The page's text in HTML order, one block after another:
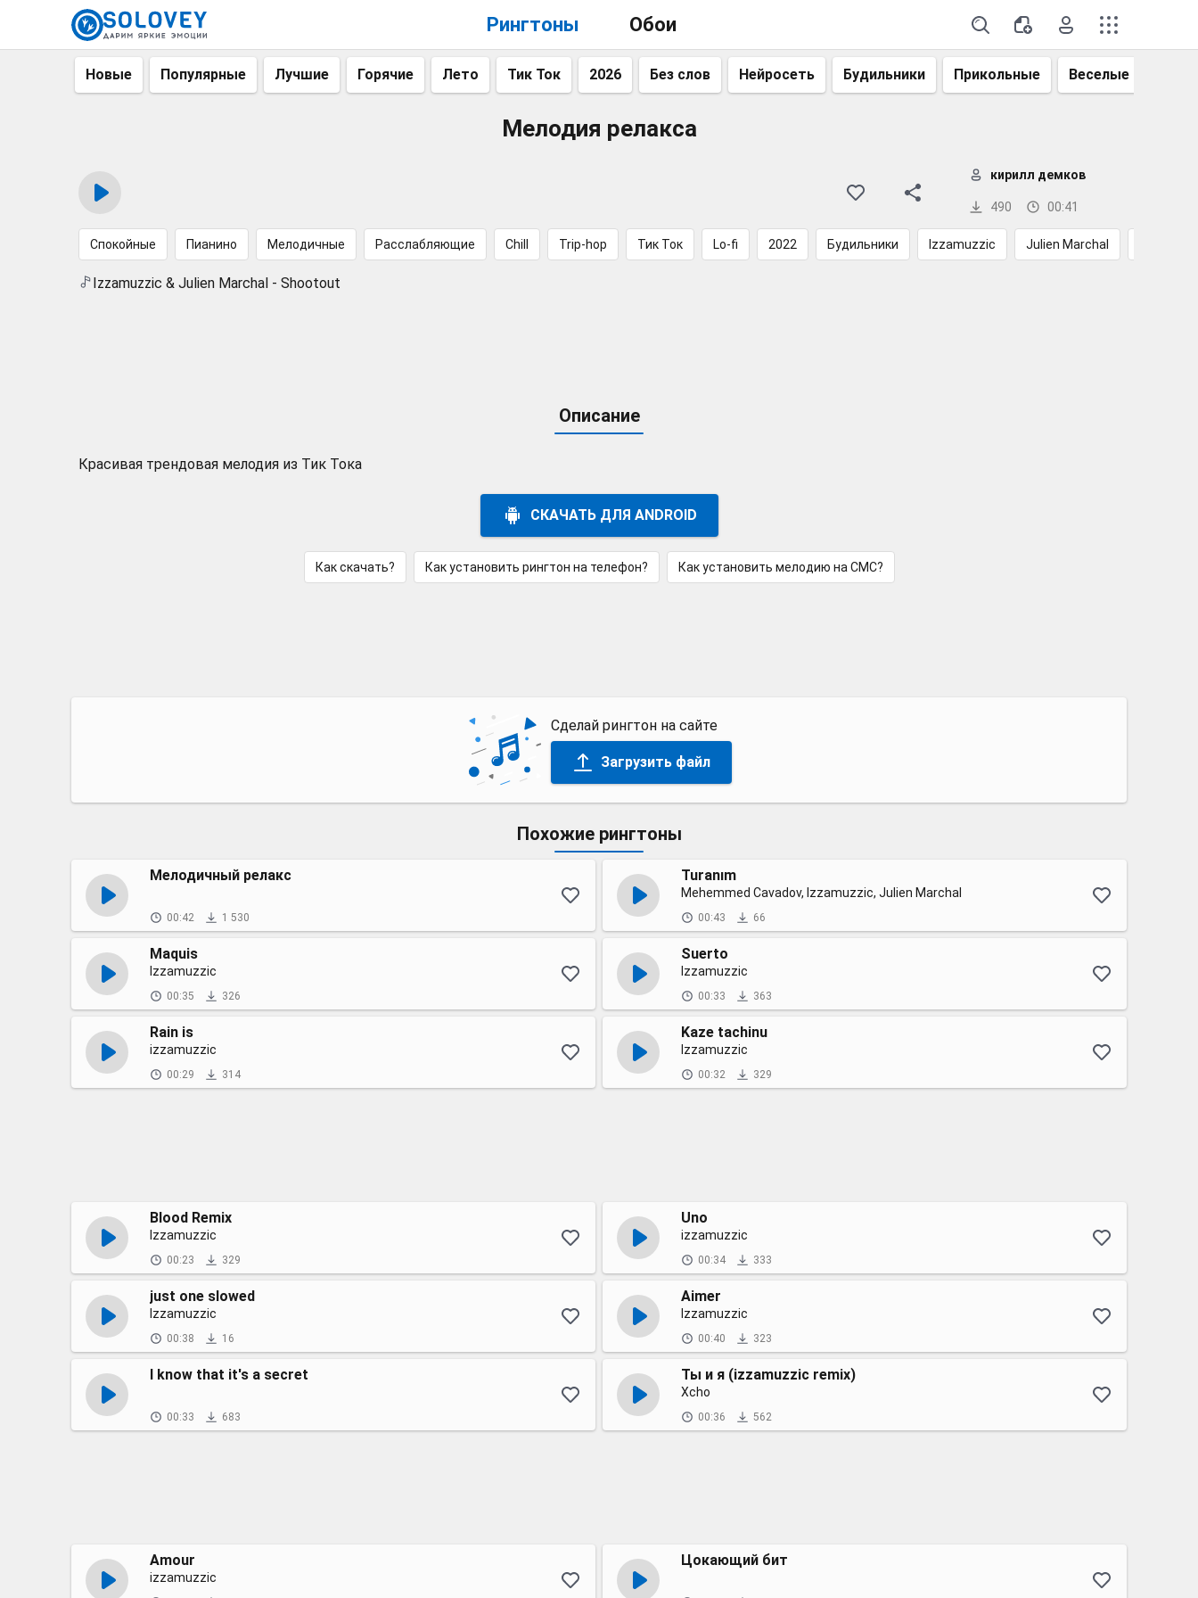
Рингтоны Обои
Новые Популярные Лучшие Горячие Лето Тик Ток 2026 Без слов Нейросеть Будильники Прикольные Веселые
Мелодия релакса
490 00:41
кирилл демков
Спокойные Пианино Мелодичные Расслабляющие Chill Trip-hop Тик Ток Lo-fi 2022 Будильники Izzamuzzic Julien Marchal
Izzamuzzic & Julien Marchal - Shootout
Описание
Красивая трендовая мелодия из Тик Тока
СКАЧАТЬ ДЛЯ ANDROID
Как скачать? Как установить рингтон на телефон? Как установить мелодию на СМС?
Сделай рингтон на сайте
Загрузить файл
Похожие рингтоны
Мелодичный релакс
00:42 1 530
Turanım
Mehemmed Cavadov, Izzamuzzic, Julien Marchal
00:43 66
Maquis
Izzamuzzic
00:35 326
Suerto
Izzamuzzic
00:33 363
Rain is
izzamuzzic
00:29 314
Kaze tachinu
Izzamuzzic
00:32 329
Blood Remix
Izzamuzzic
00:23 329
Uno
izzamuzzic
00:34 333
just one slowed
Izzamuzzic
00:38 16
Aimer
Izzamuzzic
00:40 323
I know that it's a secret
00:33 683
Ты и я (izzamuzzic remix)
Xcho
00:36 562
Amour
izzamuzzic
Цокающий бит